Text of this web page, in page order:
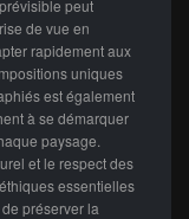
peut
de vue en
rapidement aux
uniques
est également
à se démarquer
paysage.
et le respect des
essentielles
préserver la